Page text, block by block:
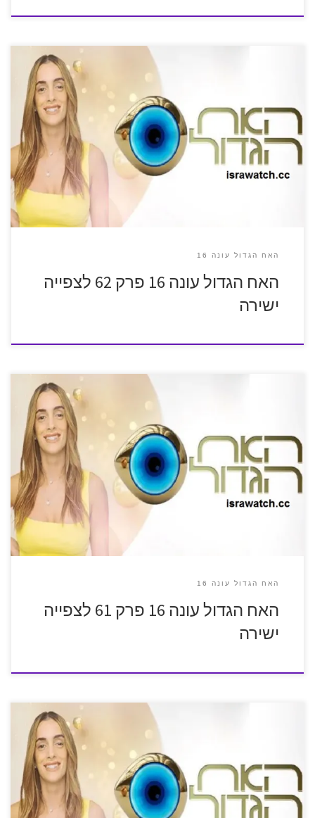
האח הגדול עונה 16
האח הגדול עונה 16 פרק 62 לצפייה
ישירה
האח הגדול עונה 16
האח הגדול עונה 16 פרק 61 לצפייה
ישירה